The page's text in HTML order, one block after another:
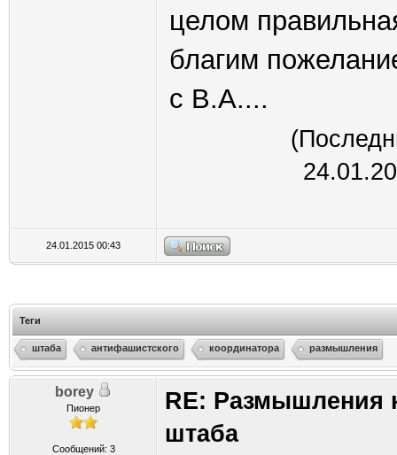
целом
благим
с В.А....
24.01.2015 00:43
Теги
штаба антифашистского координатора размышления
borey
Пионер
Сообщений: 3
RE: Размышления
штаба